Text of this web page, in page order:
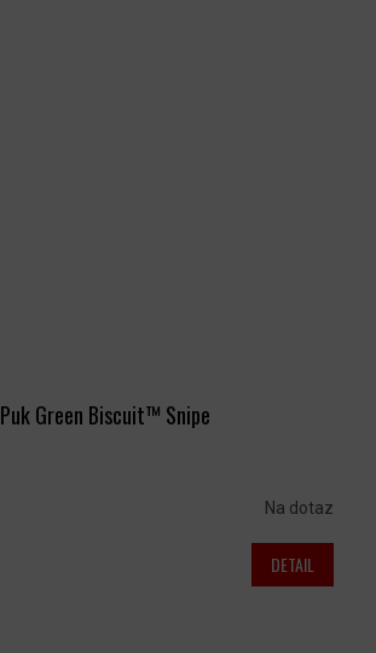
Puk Green Biscuit™ Snipe
Na dotaz
DETAIL